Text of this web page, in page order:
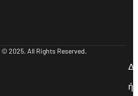
2025. All Rights Reserved.
Δ
ή